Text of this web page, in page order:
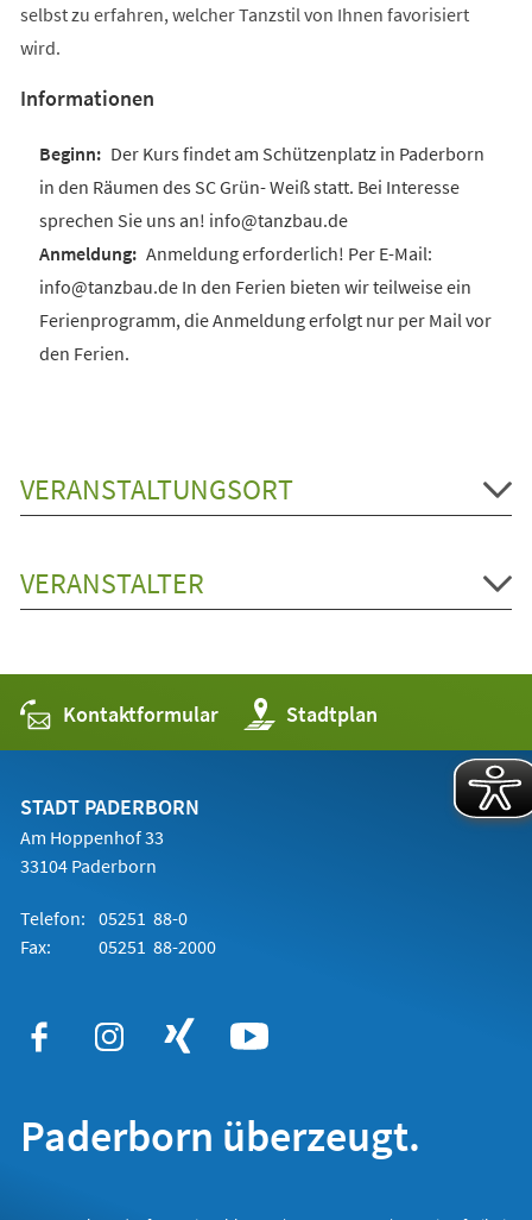
selbst zu erfahren, welcher Tanzstil von Ihnen favorisiert
wird.
Informationen
Der Kurs findet am Schützenplatz in Paderborn
in den Räumen des SC Grün- Weiß statt. Bei Interesse
sprechen Sie uns an! info@tanzbau.de
Anmeldung erforderlich! Per E-Mail:
info@tanzbau.de In den Ferien bieten wir teilweise ein
Ferienprogramm, die Anmeldung erfolgt nur per Mail vor
den Ferien.
VERANSTALTUNGSORT
VERANSTALTER
Kontaktformular Stadtplan
(Öffnet
in
einem
STADT PADERBORN
Am Hoppenhof 33
33104 Paderborn
Telefon: 05251 88-0
Fax:
05251 88-2000
Paderborn überzeugt.